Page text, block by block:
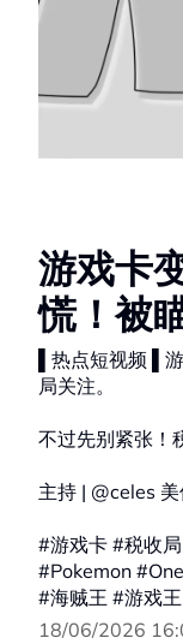
游戏卡
慌！被
▌热点短视频 ▌
局关注。
不过先别紧张！
主持 | @celes
#游戏卡 #税收
#Pokemon
#海贼王 #游戏
#发射热点
18/06/2026